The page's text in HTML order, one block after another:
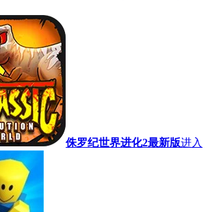
侏罗纪世界进化2最新版进入